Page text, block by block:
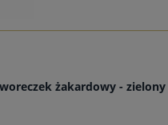
żakardowy -